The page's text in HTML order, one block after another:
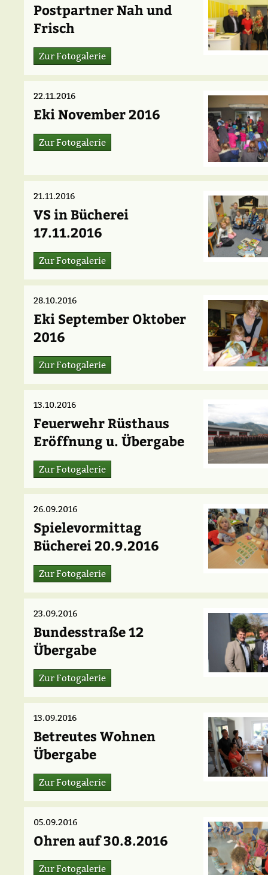
Postpartner Nah und
Frisch
Zur Fotogalerie
22.11.2016
Eki November 2016
Zur Fotogalerie
21.11.2016
VS in Bücherei
17.11.2016
Zur Fotogalerie
28.10.2016
Eki September Oktober
2016
Zur Fotogalerie
13.10.2016
Feuerwehr Rüsthaus
Eröffnung u. Übergabe
Zur Fotogalerie
26.09.2016
Spielevormittag
Bücherei 20.9.2016
Zur Fotogalerie
23.09.2016
Bundesstraße 12
Übergabe
Zur Fotogalerie
13.09.2016
Betreutes Wohnen
Übergabe
Zur Fotogalerie
05.09.2016
Ohren auf 30.8.2016
Zur Fotogalerie